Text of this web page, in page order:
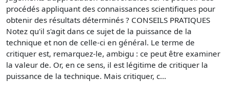
procédés appliquant des connaissances scientifiques pour
obtenir des résultats déterminés ? CONSEILS PRATIQUES
Notez qu'il s'agit dans ce sujet de la puissance de la
technique et non de celle-ci en général. Le terme de
critiquer est, remarquez-le, ambigu : ce peut être examiner
la valeur de. Or, en ce sens, il est légitime de critiquer la
puissance de la technique. Mais critiquer, c...